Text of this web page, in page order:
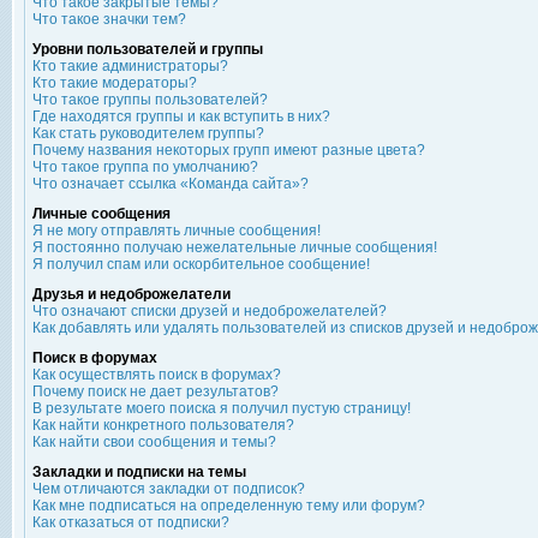
Что такое значки тем?
Уровни пользователей и группы
Кто такие администраторы?
Кто такие модераторы?
Что такое группы пользователей?
Где находятся группы и как вступить в них?
Как стать руководителем группы?
Почему названия некоторых групп имеют разные цвета?
Что такое группа по умолчанию?
Что означает ссылка «Команда сайта»?
Личные сообщения
Я не могу отправлять личные сообщения!
Я постоянно получаю нежелательные личные сообщения!
Я получил спам или оскорбительное сообщение!
Друзья и недоброжелатели
Что означают списки друзей и недоброжелателей?
Как добавлять или удалять пользователей из списков друзей и
Поиск в форумах
Как осуществлять поиск в форумах?
Почему поиск не дает результатов?
В результате моего поиска я получил пустую страницу!
Как найти конкретного пользователя?
Как найти свои сообщения и темы?
Закладки и подписки на темы
Чем отличаются закладки от подписок?
Как мне подписаться на определенную тему или форум?
Как отказаться от подписки?